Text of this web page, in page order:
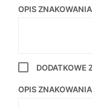
OPIS
DODATKOWE
OPIS